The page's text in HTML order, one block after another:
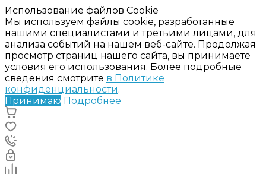
Использование файлов Cookie
Мы используем файлы cookie, разработанные
нашими специалистами и третьими лицами, для
анализа событий на нашем веб-сайте. Продолжая
просмотр страниц нашего сайта, вы принимаете
условия его использования. Более подробные
сведения смотрите в Политике
конфиденциальности.
Принимаю Подробнее